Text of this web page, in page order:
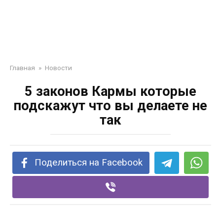
Главная » Новости
5 законов Кармы которые
подскажут что вы делаете не
так
Поделиться на Facebook